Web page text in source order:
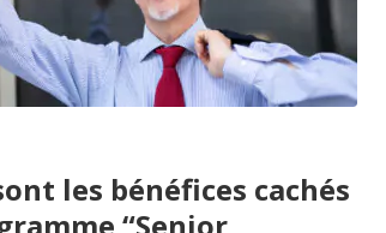
les bénéfices cachés
“Senior